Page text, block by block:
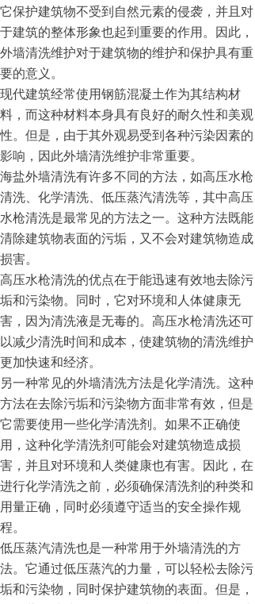
它保护建筑物不受到自然元素的侵袭，并且对
于建筑的整体形象也起到重要的作用。因此，
外墙清洗维护对于建筑物的维护和保护具有重
要的意义。
现代建筑经常使用钢筋混凝土作为其结构材
料，而这种材料本身具有良好的耐久性和美观
性。但是，由于其外观易受到各种污染因素的
影响，因此外墙清洗维护非常重要。
海盐外墙清洗有许多不同的方法，如高压水枪
清洗、化学清洗、低压蒸汽清洗等，其中高压
水枪清洗是最常见的方法之一。这种方法既能
清除建筑物表面的污垢，又不会对建筑物造成
损害。
高压水枪清洗的优点在于能迅速有效地去除污
垢和污染物。同时，它对环境和人体健康无
害，因为清洗液是无毒的。高压水枪清洗还可
以减少清洗时间和成本，使建筑物的清洗维护
更加快速和经济。
另一种常见的外墙清洗方法是化学清洗。这种
方法在去除污垢和污染物方面非常有效，但是
它需要使用一些化学清洗剂。如果不正确使
用，这种化学清洗剂可能会对建筑物造成损
害，并且对环境和人类健康也有害。因此，在
进行化学清洗之前，必须确保清洗剂的种类和
用量正确，同时必须遵守适当的安全操作规
程。
低压蒸汽清洗也是一种常用于外墙清洗的方
法。它通过低压蒸汽的力量，可以轻松去除污
垢和污染物，同时保护建筑物的表面。但是，